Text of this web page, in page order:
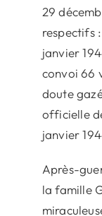
29
respectifs
janvier
convoi 66
doute
officielle
janvier
Après-
la famille